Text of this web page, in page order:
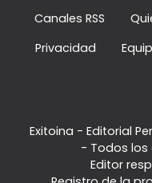
Canales RSS
Privacidad
Exitoina - Editorial
- Todos los
Editor